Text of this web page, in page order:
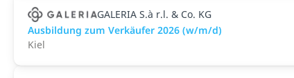
GALERIA S.à r.l. & Co. KG
Ausbildung zum Verkäufer 2026 (w/m/d)
Kiel